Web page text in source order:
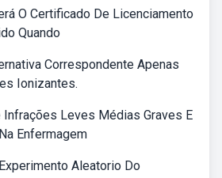
O Certificado De Licenciamento
Quando
Correspondente Apenas
Ionizantes.
Infrações Leves Médias Graves E
Enfermagem
Aleatorio Do